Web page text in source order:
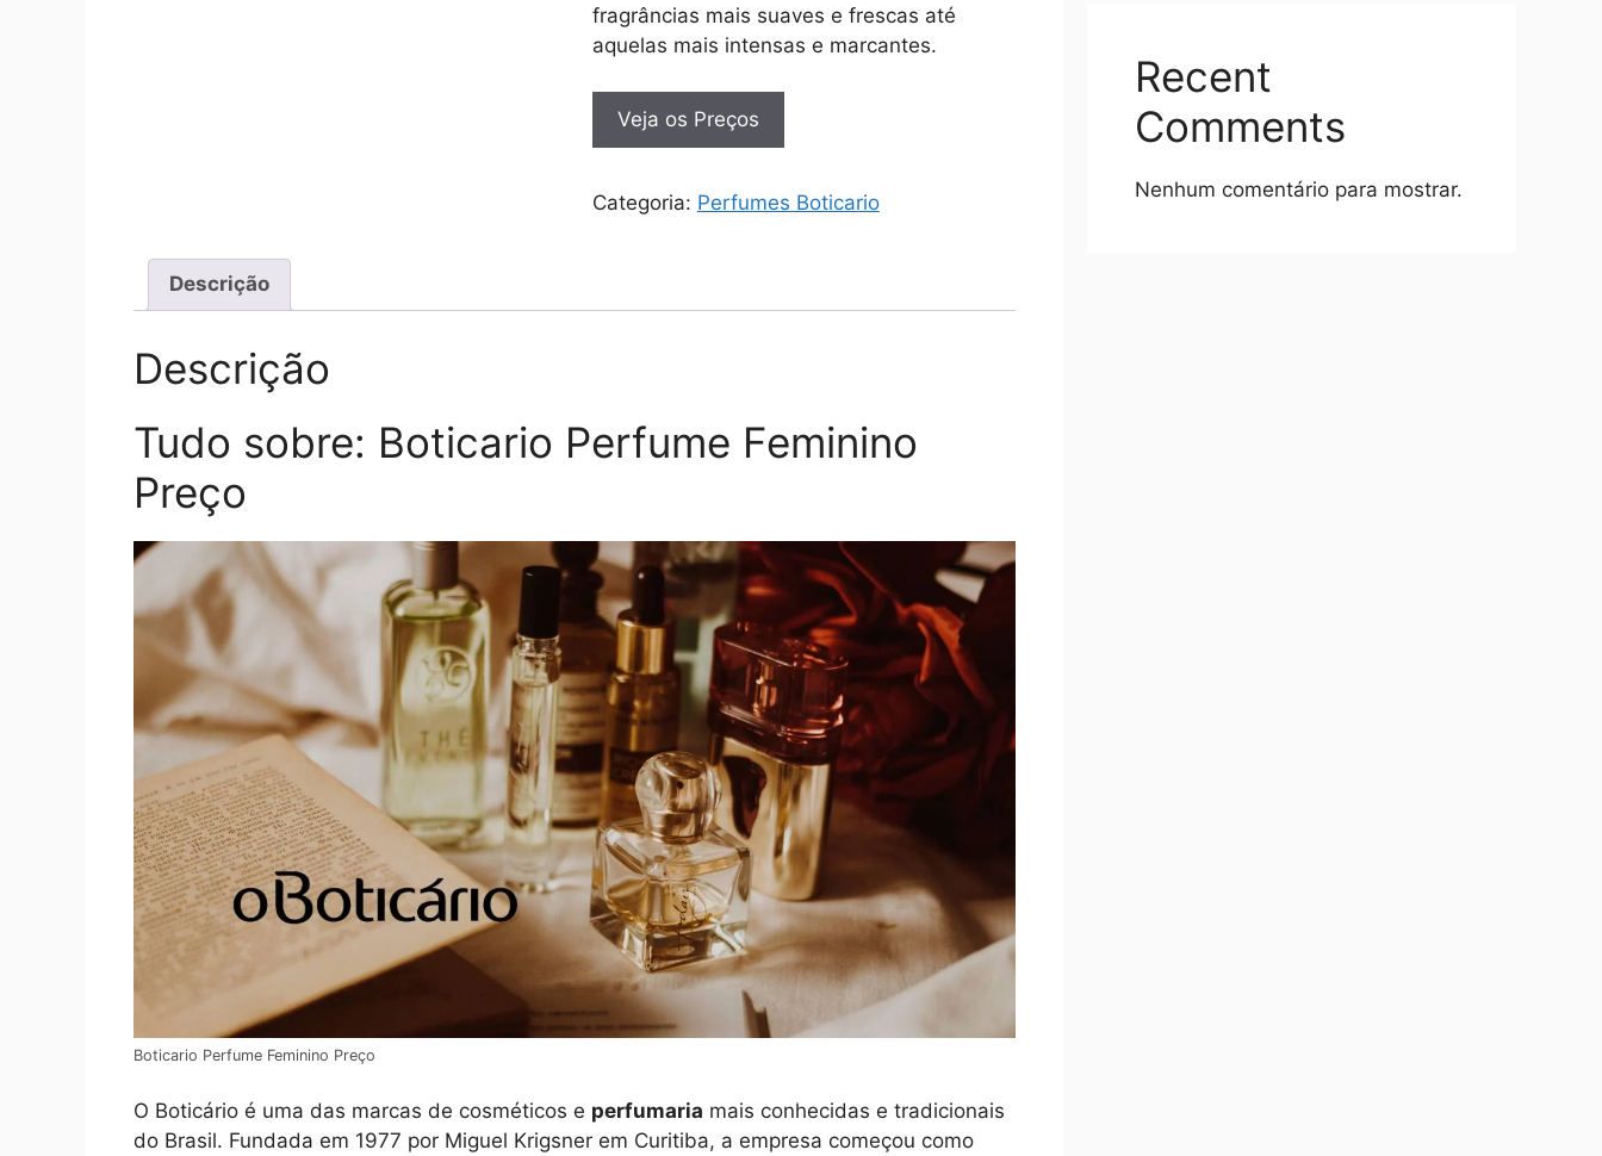
fragrâncias mais suaves e frescas até
aquelas mais intensas e marcantes.
Veja os Preços
Categoria: Perfumes Boticario
Descrição
Descrição
Tudo sobre: Boticario Perfume Feminino
Preço
Boticario Perfume Feminino Preço
O Boticário é uma das marcas de cosméticos e perfumaria mais conhecidas e tradicionais
do Brasil. Fundada em 1977 por Miguel Krigsner em Curitiba, a empresa começou como
Recent
Comments
Nenhum comentário para mostrar.